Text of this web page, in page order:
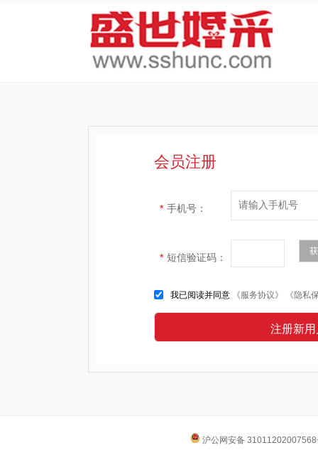
会员注册
* 手机号：
* 短信验证码：
我已阅读并同意 《服务协议》 《隐私
注册新用
沪公网安备 31011202007568